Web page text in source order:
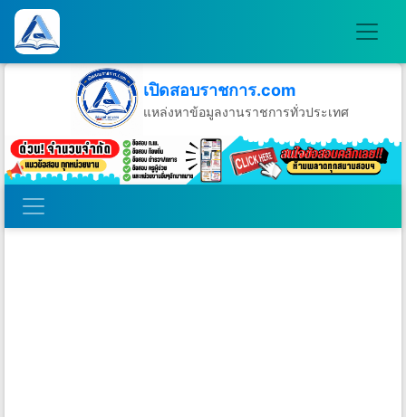
เปิดสอบราชการ.com
แหล่งหาข้อมูลงานราชการทั่วประเทศ
วันศุกร์ที่ 7 เดือนสิงหาคม พ.ศ.2569